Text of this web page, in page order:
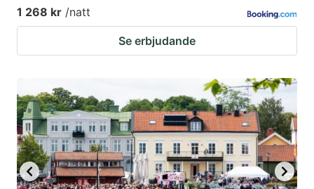
1 268 kr /natt
Se erbjudande